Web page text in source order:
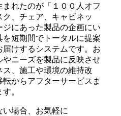
れたのが「１００人オフ
、チェア、キャビネッ
ジにあった製品の企画にい
短期間でトータルに提案
届けするシステムです。お
ニーズを製品に反映させ
、施工や環境の維持改
からアフターサービスま
。
場合、お気軽に